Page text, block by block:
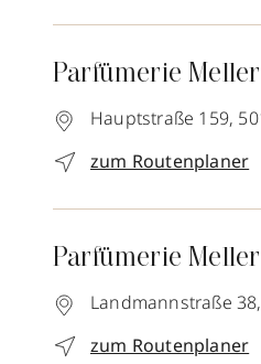
Parfümerie Meller
Hauptstraße 159,
zum Routenplaner
Parfümerie Meller
Landmannstraße 38,
zum Routenplaner